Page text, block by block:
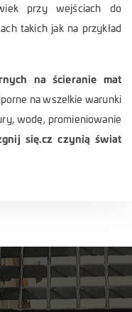
przy wejściach do
takich jak na przykład
na ścieranie mat
na wszelkie warunki
wodę, promieniowanie
się.cz czynią świat